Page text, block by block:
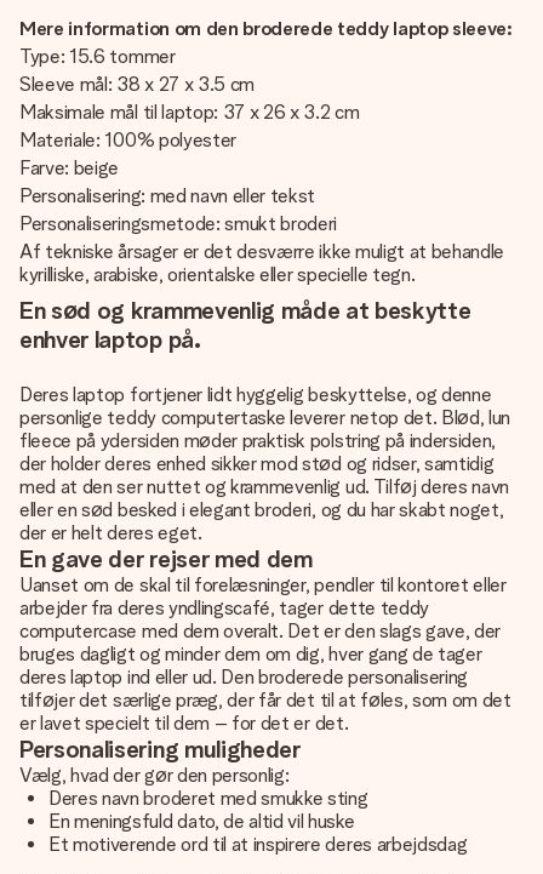
Mere information om den broderede teddy laptop sleeve:
Type: 15.6 tommer
Sleeve mål: 38 x 27 x 3.5 cm
Maksimale mål til laptop: 37 x 26 x 3.2 cm
Materiale: 100% polyester
Farve: beige
Personalisering: med navn eller tekst
Personaliseringsmetode: smukt broderi
Af tekniske årsager er det desværre ikke muligt at behandle
kyrilliske, arabiske, orientalske eller specielle tegn.
En sød og krammevenlig måde at beskytte
enhver laptop på.
Deres laptop fortjener lidt hyggelig beskyttelse, og denne
personlige teddy computertaske leverer netop det. Blød, lun
fleece på ydersiden møder praktisk polstring på indersiden,
der holder deres enhed sikker mod stød og ridser, samtidig
med at den ser nuttet og krammevenlig ud. Tilføj deres navn
eller en sød besked i elegant broderi, og du har skabt noget,
der er helt deres eget.
En gave der rejser med dem
Uanset om de skal til forelæsninger, pendler til kontoret eller
arbejder fra deres yndlingscafé, tager dette teddy
computercase med dem overalt. Det er den slags gave, der
bruges dagligt og minder dem om dig, hver gang de tager
deres laptop ind eller ud. Den broderede personalisering
tilføjer det særlige præg, der får det til at føles, som om det
er lavet specielt til dem – for det er det.
Personalisering muligheder
Vælg, hvad der gør den personlig:
Deres navn broderet med smukke sting
En meningsfuld dato, de altid vil huske
Et motiverende ord til at inspirere deres arbejdsdag